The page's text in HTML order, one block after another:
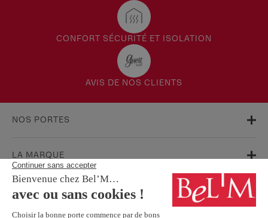
CONFORT SÉCURITÉ ET ISOLATION
AVIS DE NOS CLIENTS
NOS PORTES
LA MARQUE
AIDE & SUPPORT
FAQ
Garanties